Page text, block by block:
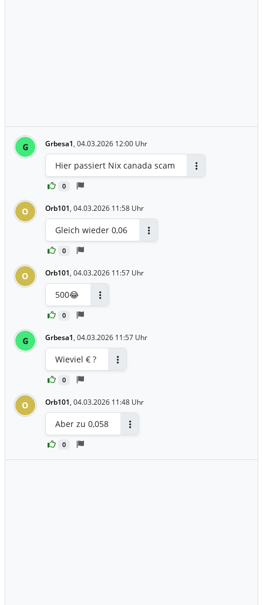
G Grbesa1, 04.03.2026 12:00 Uhr
0
Hier passiert Nix canada scam
O Orb101, 04.03.2026 11:58 Uhr
0
Gleich wieder 0,06
O Orb101, 04.03.2026 11:57 Uhr
0
500😂
G Grbesa1, 04.03.2026 11:57 Uhr
0
Wieviel € ?
O Orb101, 04.03.2026 11:48 Uhr
0
Aber zu 0,058